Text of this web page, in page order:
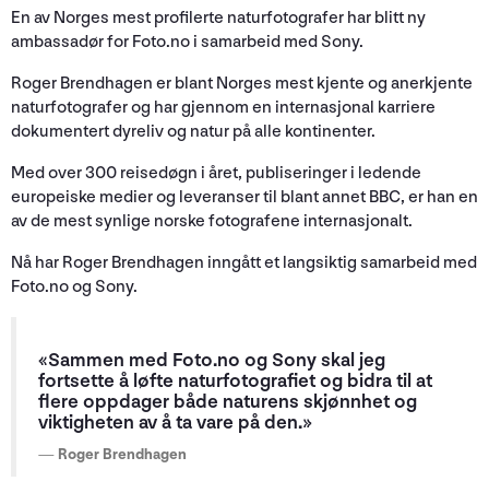
En av Norges mest profilerte naturfotografer har blitt ny
ambassadør for Foto.no i samarbeid med Sony.
Roger Brendhagen er blant Norges mest kjente og anerkjente
naturfotografer og har gjennom en internasjonal karriere
dokumentert dyreliv og natur på alle kontinenter.
Med over 300 reisedøgn i året, publiseringer i ledende
europeiske medier og leveranser til blant annet BBC, er han en
av de mest synlige norske fotografene internasjonalt.
Nå har Roger Brendhagen inngått et langsiktig samarbeid med
Foto.no og Sony.
«Sammen med Foto.no og Sony skal jeg
fortsette å løfte naturfotografiet og bidra til at
flere oppdager både naturens skjønnhet og
viktigheten av å ta vare på den.»
Roger Brendhagen